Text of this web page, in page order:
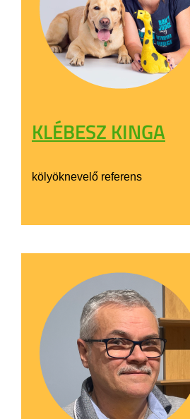
KLÉBESZ KINGA
kölyöknevelő referens